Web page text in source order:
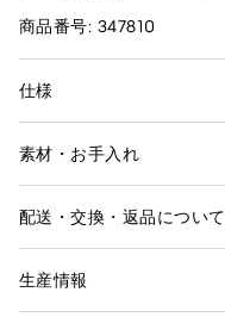
商品番号: 347810
仕様
素材・お手入れ
配送・交換・返品について
生産情報